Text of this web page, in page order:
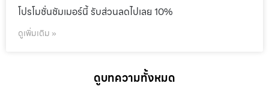
โปรโมชั่นชัมเมอร์นี้ รับส่วนลดไปเลย 10%
ดูเพิ่มเติม »
ดูบทความทั้งหมด